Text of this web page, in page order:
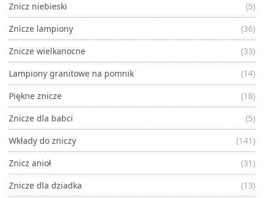
Znicz niebieski
(5)
Znicze lampiony
(36)
Znicze wielkanocne
(33)
Lampiony granitowe na pomnik
(14)
Piękne znicze
(18)
Znicze dla babci
(5)
Wkłady do zniczy
(141)
Znicz anioł
(31)
Znicze dla dziadka
(13)